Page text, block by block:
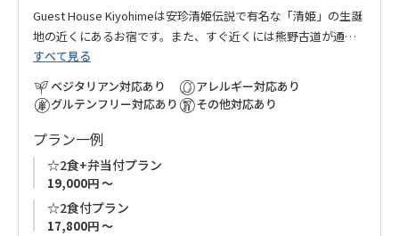
Guest House Kiyohimeは安珍清姫伝説で有名な「清姫」の生誕
地の近くにあるお宿です。また、すぐ近くには熊野古道が通っ
ております。
ふもとの清姫バス停から滝尻王子まで路線バスで約３分、徒歩
でも約20分なので、滝尻から熊野古道を歩くのに便利なお宿で
す。
長期滞在の方も安心してお泊まりいただけるように各階にはそ
れぞれお風呂・トイレ・洗濯機・乾燥機・冷蔵庫などの設備が
揃っております。
お友達同士、ご家族でのご利用にぴったりなお宿です。皆さま
のお越しをお待ちしております。
すべて見る
ベジタリアン対応あり
グルテンフリー対応あり
アレルギー対応あり
その他対応あり
プラン一例
☆2食+弁当付プラン
19,000円 ～
☆2食付プラン
17,800円 ～